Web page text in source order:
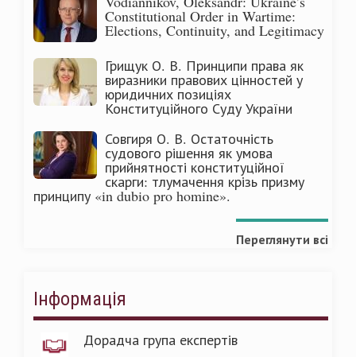
Constitutional Order in Wartime:
Elections, Continuity, and Legitimacy
Грищук О. В. Принципи права як
виразники правових цінностей у
юридичних позиціях
Конституційного Суду України
Совгиря О. В. Остаточність
судового рішення як умова
прийнятності конституційної
скарги: тлумачення крізь призму
принципу «in dubio pro homine».
Переглянути всі
Інформація
Дорадча група експертів